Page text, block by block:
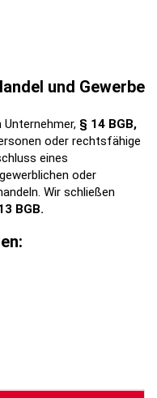
und Gewerbe
§ 14 BGB,
oder rechtsfähige
eines
oder
Wir schließen
BGB.